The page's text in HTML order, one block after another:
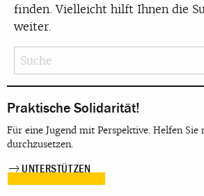
finden. Vielleicht hilft Ihnen die
weiter.
Praktische Solidarität!
Für eine Jugend mit Perspektive. Helfen
durchzusetzen.
UNTERSTÜTZEN